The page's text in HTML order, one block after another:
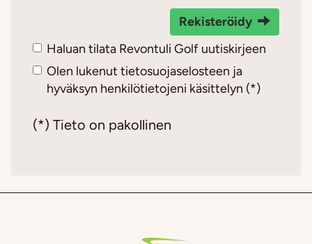
Rekisteröidy
Haluan tilata Revontuli Golf uutiskirjeen
Olen lukenut tietosuojaselosteen ja
hyväksyn henkilötietojeni käsittelyn (*)
(*) Tieto on pakollinen